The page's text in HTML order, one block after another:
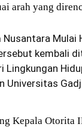
arah yang
Mulai
kembali
Universitas
Kepala Otorita